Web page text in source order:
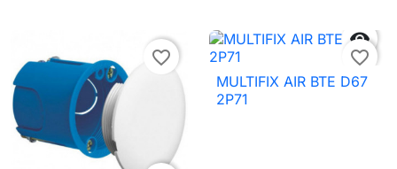
favorite_border

favorite_border
MULTIFIX AIR BTE D67
2P71